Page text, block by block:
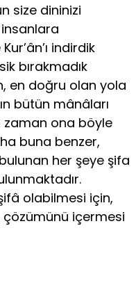
size dininizi
indir­dik
bırakmadık
en doğru olan yola
bü­tün mânâları
zaman ona böyle
buna benzer,
her şeye şifa
olabilmesi için,
çözümünü içermesi